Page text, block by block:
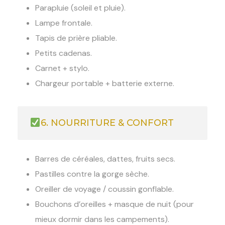
Parapluie (soleil et pluie).
Lampe frontale.
Tapis de prière pliable.
Petits cadenas.
Carnet + stylo.
Chargeur portable + batterie externe.
6. NOURRITURE & CONFORT
Barres de céréales, dattes, fruits secs.
Pastilles contre la gorge sèche.
Oreiller de voyage / coussin gonflable.
Bouchons d’oreilles + masque de nuit (pour
mieux dormir dans les campements).